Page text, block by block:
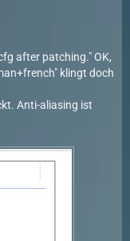
after patching." OK,
klingt doch
Anti-aliasing ist